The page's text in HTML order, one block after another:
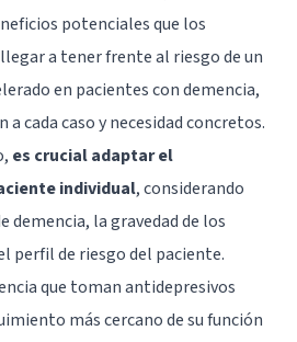
potenciales que los
a tener frente al riesgo de un
en pacientes con demencia,
cada caso y necesidad concretos.
es crucial adaptar el
individual, considerando
demencia, la gravedad de los
perfil de riesgo del paciente.
que toman antidepresivos
más cercano de su función